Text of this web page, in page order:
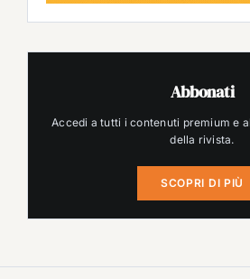
Abbonati
Accedi a tutti i contenuti premium e
della rivista.
SCOPRI DI PIÙ